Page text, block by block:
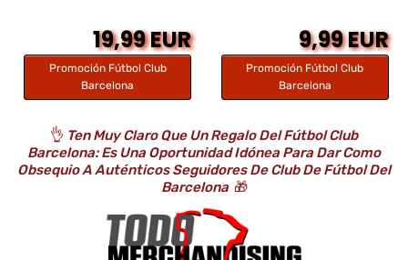
19,99 EUR
Promoción Fútbol Club
Barcelona
9,99 EUR
Promoción Fútbol Club
Barcelona
👌 Ten Muy Claro Que Un Regalo Del Fútbol Club
Barcelona: Es Una Oportunidad Idónea Para Dar Como
Obsequio A Auténticos Seguidores De Club De Fútbol Del
Barcelona 🎁